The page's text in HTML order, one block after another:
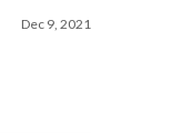
Dec 9, 2021